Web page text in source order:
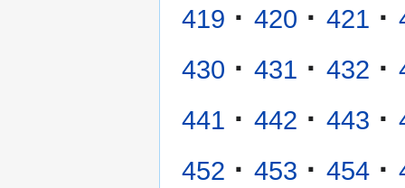
419 · 420 · 421 ·
430 · 431 · 432 ·
441 · 442 · 443 ·
452 · 453 · 454 ·